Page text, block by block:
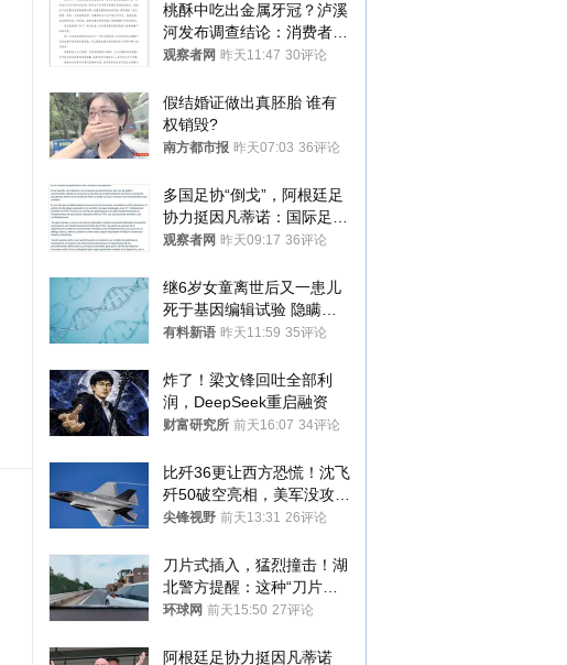
桃酥中吃出金属牙冠？泸溪
河发布调查结论：消费者已
澄清，所发视频情况不属实
观察者网 昨天11:47 30评论
假结婚证做出真胚胎 谁有
权销毁?
南方都市报 昨天07:03 36评论
多国足协“倒戈”，阿根廷足
协力挺因凡蒂诺：国际足联
今后应继续在其领导下前行
观察者网 昨天09:17 36评论
继6岁女童离世后又一患儿
死于基因编辑试验 隐瞒一
年才对外披露
有料新语 昨天11:59 35评论
炸了！梁文锋回吐全部利
润，DeepSeek重启融资
财富研究所 前天16:07 34评论
比歼36更让西方恐慌！沈飞
歼50破空亮相，美军没攻克
的技术被拿下
尖锋视野 前天13:31 26评论
刀片式插入，猛烈撞击！湖
北警方提醒：这种“刀片超
车”，太危险了
环球网 前天15:50 27评论
阿根廷足协力挺因凡蒂诺